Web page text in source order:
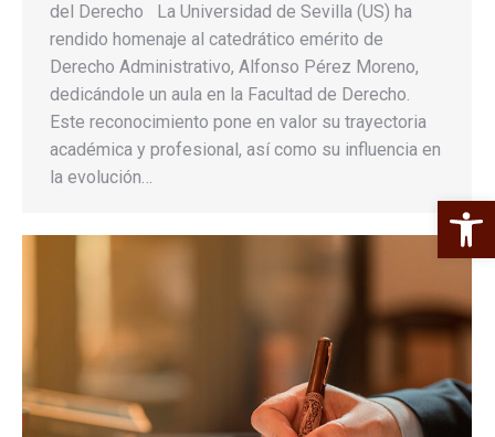
Abrir
del Derecho La Universidad de Sevilla (US) ha
rendido homenaje al catedrático emérito de
Derecho Administrativo, Alfonso Pérez Moreno,
dedicándole un aula en la Facultad de Derecho.
Este reconocimiento pone en valor su trayectoria
académica y profesional, así como su influencia en
la evolución…